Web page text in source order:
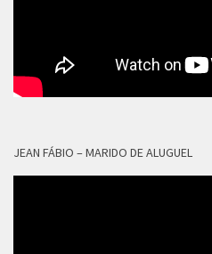
JEAN FÁBIO – MARIDO DE ALUGUEL